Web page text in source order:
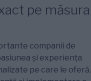
pe măsura
companii de
și experiența
pe care le oferă.